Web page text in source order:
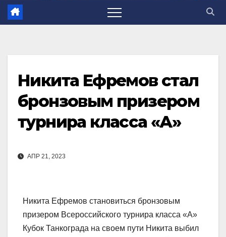
Никита Ефремов стал
бронзовым призером
турнира класса «А»
АПР 21, 2023
Никита Ефремов становиться бронзовым
призером Всероссийского турнира класса «А»
Кубок Танкограда на своем пути Никита выбил